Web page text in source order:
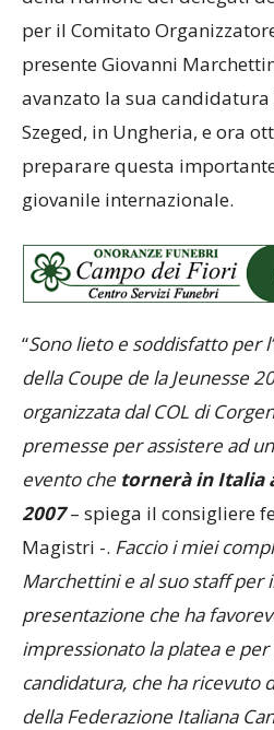
per il Comitato
presente Giovanni
avanzato la sua candidatura
Szeged, in Ungheria, e ora
preparare questa
giovanile internazionale.
“Sono lieto e soddisfatto per
della Coupe de la Jeunesse
organizzata dal COL di
premesse per assistere ad
evento che tornerà in Italia
2007– spiega il consigliere
Magistri -. Faccio i miei
Marchettini e al suo staff per
presentazione che ha
impressionato la platea e
candidatura, che ha ricevuto
della Federazione Italiana